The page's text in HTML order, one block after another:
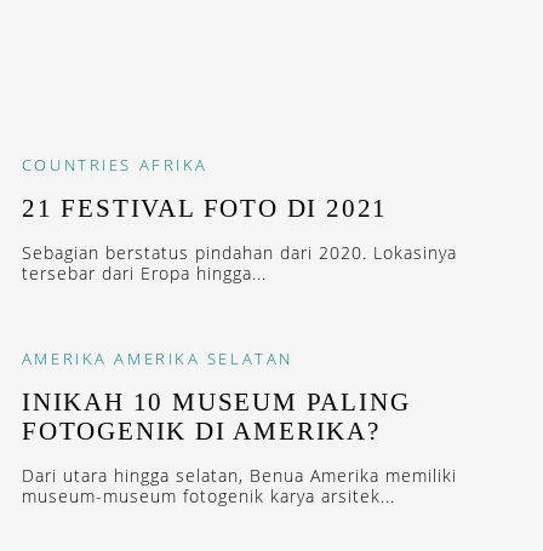
COUNTRIES AFRIKA
21 FESTIVAL FOTO DI 2021
Sebagian berstatus pindahan dari 2020. Lokasinya
tersebar dari Eropa hingga...
AMERIKA AMERIKA SELATAN
INIKAH 10 MUSEUM PALING
FOTOGENIK DI AMERIKA?
Dari utara hingga selatan, Benua Amerika memiliki
museum-museum fotogenik karya arsitek...